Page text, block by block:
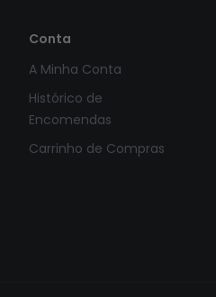
Conta
A Minha Conta
Histórico de
Encomendas
Carrinho de Compras